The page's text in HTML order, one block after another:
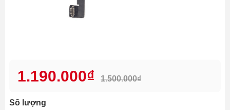
1.190.000₫ 1.500.000₫
Số lượng